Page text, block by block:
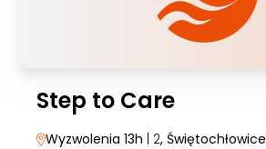
Step to Care
Wyzwolenia 13h | 2, Świętochłowice